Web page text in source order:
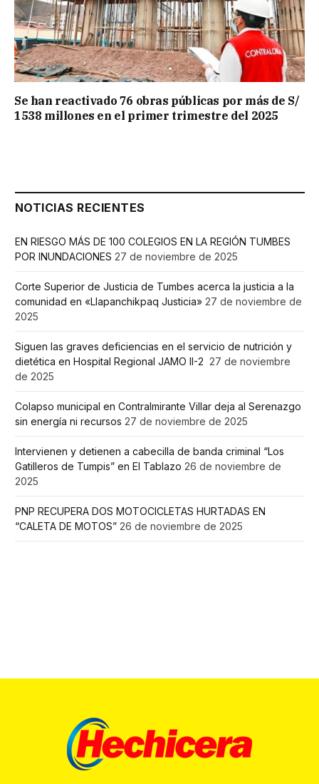
Se han reactivado 76 obras públicas por más de S/
1538 millones en el primer trimestre del 2025
NOTICIAS RECIENTES
EN RIESGO MÁS DE 100 COLEGIOS EN LA REGIÓN TUMBES
POR INUNDACIONES 27 de noviembre de 2025
Corte Superior de Justicia de Tumbes acerca la justicia a la
comunidad en «Llapanchikpaq Justicia» 27 de noviembre de
2025
Siguen las graves deficiencias en el servicio de nutrición y
dietética en Hospital Regional JAMO II-2 27 de noviembre
de 2025
Colapso municipal en Contralmirante Villar deja al Serenazgo
sin energía ni recursos 27 de noviembre de 2025
Intervienen y detienen a cabecilla de banda criminal “Los
Gatilleros de Tumpis” en El Tablazo 26 de noviembre de
2025
PNP RECUPERA DOS MOTOCICLETAS HURTADAS EN
“CALETA DE MOTOS” 26 de noviembre de 2025